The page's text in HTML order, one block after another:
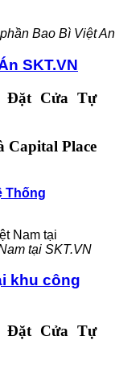
Bao Bì Việt
SKT.VN
Đặt Cửa Tự
Capital Place
Thống
tại SKT.VN
khu công
Đặt Cửa Tự